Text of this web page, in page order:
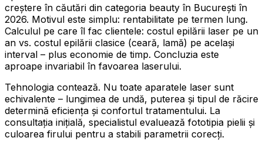
creștere în căutări din categoria beauty în București în
2026. Motivul este simplu: rentabilitate pe termen lung.
Calculul pe care îl fac clientele: costul epilării laser pe un
an vs. costul epilării clasice (ceară, lamă) pe același
interval – plus economie de timp. Concluzia este
aproape invariabil în favoarea laserului.
Tehnologia contează. Nu toate aparatele laser sunt
echivalente – lungimea de undă, puterea și tipul de răcire
determină eficiența și confortul tratamentului. La
consultația inițială, specialistul evaluează fototipia pielii și
culoarea firului pentru a stabili parametrii corecți.